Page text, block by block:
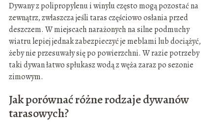
Dywany z polipropylenu i winylu często mogą pozostać na
zewnątrz, zwłaszcza jeśli taras częściowo osłania przed
deszczem. W miejscach narażonych na silne podmuchy
wiatru lepiej jednak zabezpieczyć je meblami lub dociążyć,
żeby nie przesuwały się po powierzchni. W razie potrzeby
taki dywan łatwo spłukasz wodą z węża zaraz po sezonie
zimowym.
Jak porównać różne rodzaje dywanów
tarasowych?